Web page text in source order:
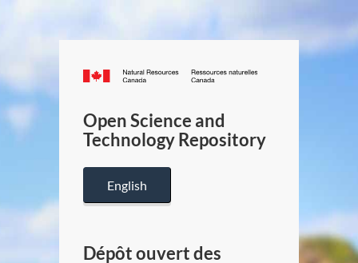
Canada.ca
/
Canada
Open Science and
Technology Repository
English
Dépôt ouvert des